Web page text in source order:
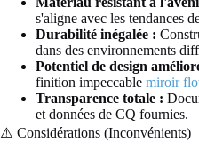
*
s'aligne avec les tendances
Durabilité inégalée :
dans des environnements
Potentiel de design
finition impeccable miroir
Transparence totale :
et données de CQ fournies.
⚠️ Considérations (Inconvénients)